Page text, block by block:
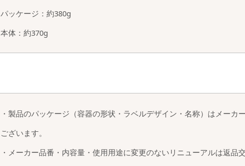
パッケージ：約380g
本体：約370g
・製品のパッケージ（容器の形状・ラベルデザイン・名称）はメー
ございます。
・メーカー品番・内容量・使用用途に変更のないリニューアルは返品